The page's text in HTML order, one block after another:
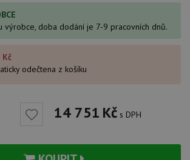
výrobce, doba dodání je 7-9 pracovních dnů.
Kč
odečtena z košíku
14 751 Kč s DPH